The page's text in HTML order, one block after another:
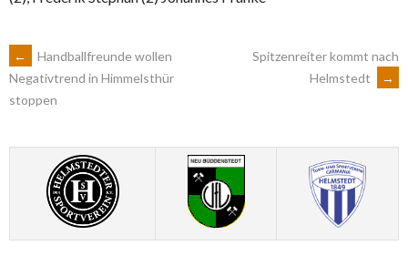
ARTIKEL-
NAVIGATION
←
Handballfreunde wollen
Negativtrend in Himmelsthür
stoppen
Spitzenreiter kommt nach
Helmstedt
→